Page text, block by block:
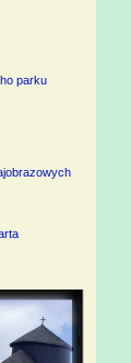
parku